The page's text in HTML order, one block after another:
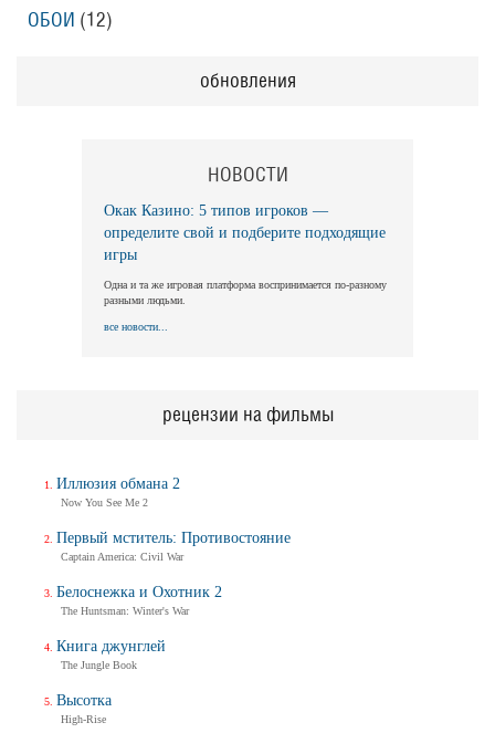
ОБОИ (12)
обновления
НОВОСТИ
Окак Казино: 5 типов игроков —
определите свой и подберите подходящие
игры
Одна и та же игровая платформа воспринимается по-разному
разными людьми.
все новости...
рецензии на фильмы
Иллюзия обмана 2
Now You See Me 2
Первый мститель: Противостояние
Captain America: Civil War
Белоснежка и Охотник 2
The Huntsman: Winter's War
Книга джунглей
The Jungle Book
Высотка
High-Rise